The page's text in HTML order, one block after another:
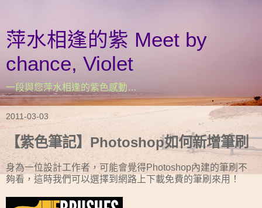
萍水相逢的紫 Meet by
chance, Violet
一段與您萍水相逢的紫色感動…
2011-03-03
【紫色筆記】Photoshop如何新增筆刷
身為一位設計工作者，可能會覺得Photoshop內建的筆刷不
夠看，這時我們可以選擇到網路上下載免費的筆刷來用！